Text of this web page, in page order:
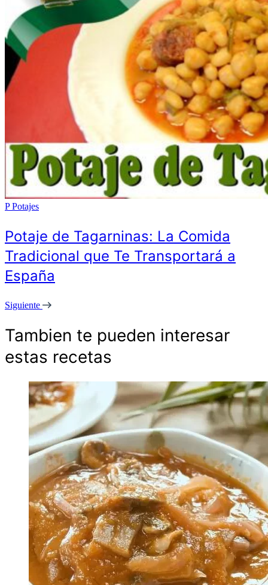
P Potajes
Potaje de Tagarninas: La Comida
Tradicional que Te Transportará a
España
Siguiente
Tambien te pueden interesar
estas recetas